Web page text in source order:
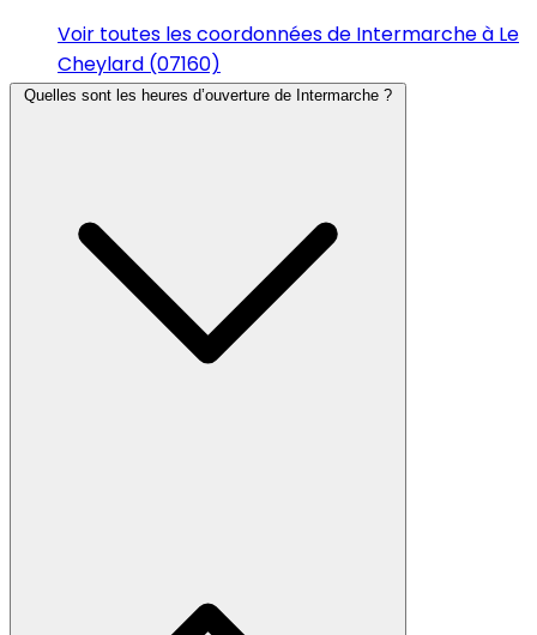
Voir toutes les coordonnées de Intermarche à Le
Cheylard (07160)
Quelles sont les heures d’ouverture de Intermarche ?